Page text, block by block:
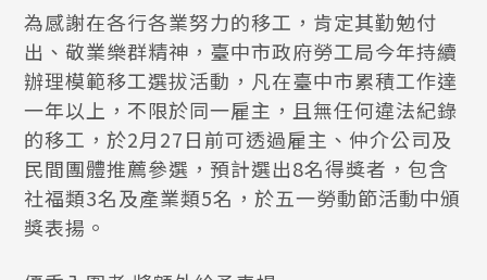
為感謝在各行各業努力的移工，肯定其勤勉付
出、敬業樂群精神，臺中市政府勞工局今年持續
辦理模範移工選拔活動，凡在臺中市累積工作達
一年以上，不限於同一雇主，且無任何違法紀錄
的移工，於2月27日前可透過雇主、仲介公司及
民間團體推薦參選，預計選出8名得獎者，包含
社福類3名及產業類5名，於五一勞動節活動中頒
獎表揚。